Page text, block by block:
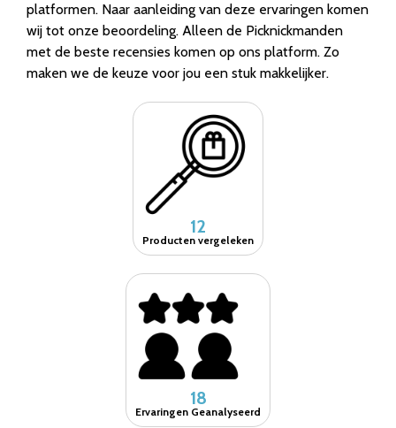
platformen. Naar aanleiding van deze ervaringen komen
wij tot onze beoordeling. Alleen de Picknickmanden
met de beste recensies komen op ons platform. Zo
maken we de keuze voor jou een stuk makkelijker.
12
Producten vergeleken
18
Ervaringen Geanalyseerd